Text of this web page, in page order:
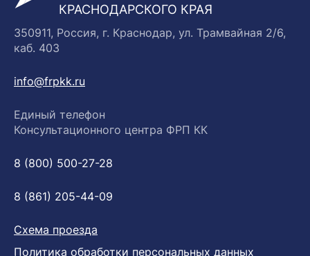
КРАСНОДАРСКОГО КРАЯ
350911, Россия, г. Краснодар, ул. Трамвайная 2/6,
каб. 403
info@frpkk.ru
Единый телефон
Консультационного центра ФРП КК
8 (800) 500-27-28
8 (861) 205-44-09
Схема проезда
Политика обработки персональных данных